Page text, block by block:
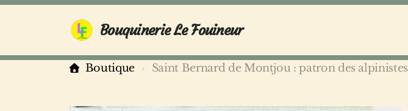
Bouquinerie Le Fouineur
Boutique Saint Bernard de Montjou : patron des alpinistes